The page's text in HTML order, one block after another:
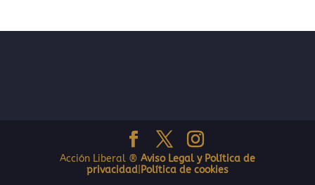
Acción Liberal ® Aviso Legal y Política de
privacidad| Política de cookies